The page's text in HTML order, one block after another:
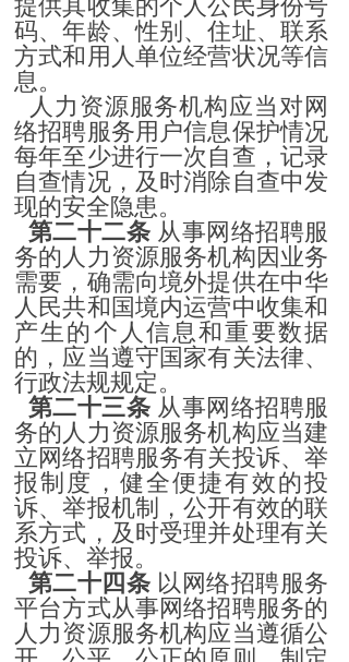
提供其收集的个人公民身份号
码、年龄、性别、住址、联系
方式和用人单位经营状况等信
息。
人力资源服务机构应当对网
络招聘服务用户信息保护情况
每年至少进行一次自查，记录
自查情况，及时消除自查中发
现的安全隐患。
第二十二条 从事网络招聘服
务的人力资源服务机构因业务
需要，确需向境外提供在中华
人民共和国境内运营中收集和
产生的个人信息和重要数据
的，应当遵守国家有关法律、
行政法规规定。
第二十三条 从事网络招聘服
务的人力资源服务机构应当建
立网络招聘服务有关投诉、举
报制度，健全便捷有效的投
诉、举报机制，公开有效的联
系方式，及时受理并处理有关
投诉、举报。
第二十四条 以网络招聘服务
平台方式从事网络招聘服务的
人力资源服务机构应当遵循公